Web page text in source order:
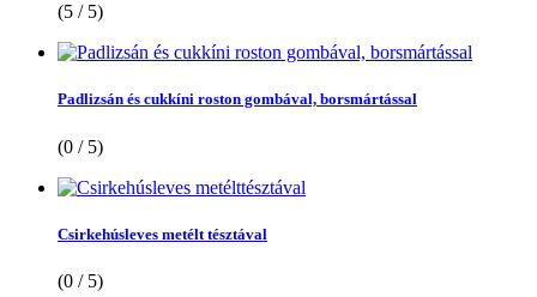
(5 / 5)
Padlizsán és cukkíni roston gombával, borsmártással
(0 / 5)
Csirkehúsleves metélt tésztával
(0 / 5)